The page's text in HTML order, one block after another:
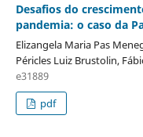
Desafios do
pandemia: o caso da
Elizangela Maria Pas
Péricles Luiz Brustolin,
e31889
pdf